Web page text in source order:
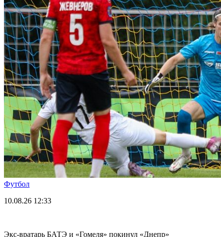
Футбол
10.08.26 12:33
Экс-вратарь БАТЭ и «Гомеля» покинул «Днепр»